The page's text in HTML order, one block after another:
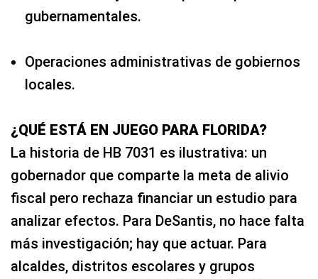
gubernamentales.
Operaciones administrativas de gobiernos
locales.
¿QUÉ ESTÁ EN JUEGO PARA FLORIDA?
La historia de HB 7031 es ilustrativa: un
gobernador que comparte la meta de alivio
fiscal pero rechaza financiar un estudio para
analizar efectos. Para DeSantis, no hace falta
más investigación; hay que actuar. Para
alcaldes, distritos escolares y grupos